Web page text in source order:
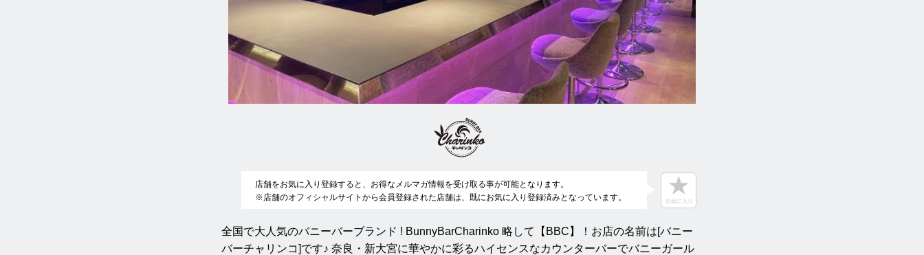
店舗をお気に入り登録すると、お得なメルマガ情報を受け取る事が可能となります。
※店舗のオフィシャルサイトから会員登録された店舗は、既にお気に入り登録済みとなっています。
全国で大人気のバニーバーブランド ! BunnyBarCharinko 略して【BBC】！お店の名前は[バニー
バーチャリンコ]です♪ 奈良・新大宮に華やかに彩るハイセンスなカウンターバーでバニーガール